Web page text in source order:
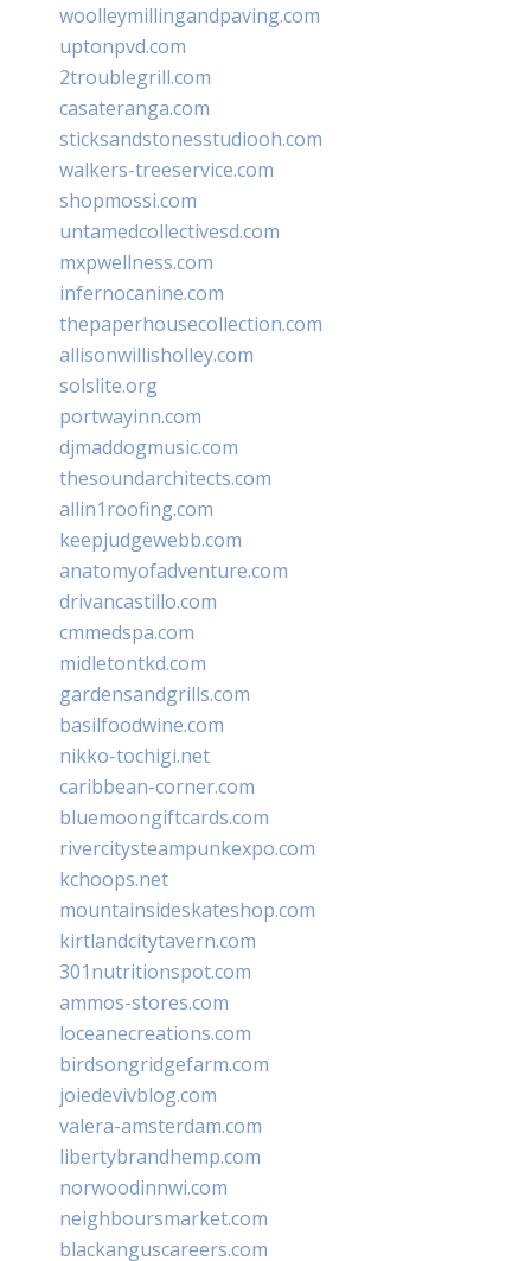
woolleymillingandpaving.com
uptonpvd.com
2troublegrill.com
casateranga.com
sticksandstonesstudiooh.com
walkers-treeservice.com
shopmossi.com
untamedcollectivesd.com
mxpwellness.com
infernocanine.com
thepaperhousecollection.com
allisonwillisholley.com
solslite.org
portwayinn.com
djmaddogmusic.com
thesoundarchitects.com
allin1roofing.com
keepjudgewebb.com
anatomyofadventure.com
drivancastillo.com
cmmedspa.com
midletontkd.com
gardensandgrills.com
basilfoodwine.com
nikko-tochigi.net
caribbean-corner.com
bluemoongiftcards.com
rivercitysteampunkexpo.com
kchoops.net
mountainsideskateshop.com
kirtlandcitytavern.com
301nutritionspot.com
ammos-stores.com
loceanecreations.com
birdsongridgefarm.com
joiedevivblog.com
valera-amsterdam.com
libertybrandhemp.com
norwoodinnwi.com
neighboursmarket.com
blackanguscareers.com